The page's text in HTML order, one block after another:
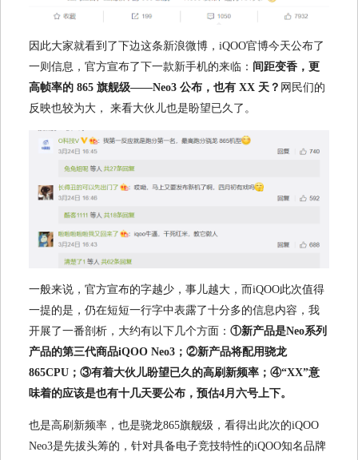
因此大家就看到了下边这条新浪微博，iQOO官博今天公布了
一则信息，官方宣布了下一款新手机的来临： 间距变香，更
高帧率的 865 旗舰级——Neo3 公布，也有 XX 天？ 网民们的
反映也较为大， 来看大伙儿也是盼望已久了。
一般来说，官方宣布的字越少，事儿越大，而iQOO此次值得
一提的是，仍在短短一行字中表露了十分多的信息内容，我
开展了一番剖析，大约有以下几个方面： ①新产品是Neo系列
产品的第三代商品iQOO Neo3；②新产品将配用骁龙
865CPU；③有着大伙儿盼望已久的高刷新频率；④“XX”意
味着的应该是也有十几天要公布，预估4月六号上下。
也是高刷新频率，也是骁龙865旗舰级，看得出此次的iQOO
Neo3是先拔头筹的，针对具备电子竞技特性的iQOO知名品牌